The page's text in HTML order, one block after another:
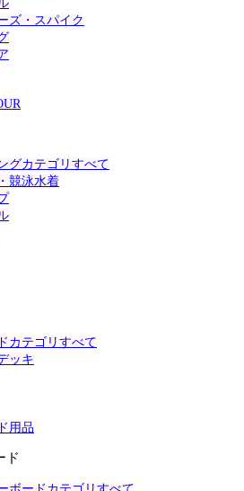
ズ・スパイク
グカテゴリすべて
競泳水着
カテゴリすべて
ッキ
用品
ド